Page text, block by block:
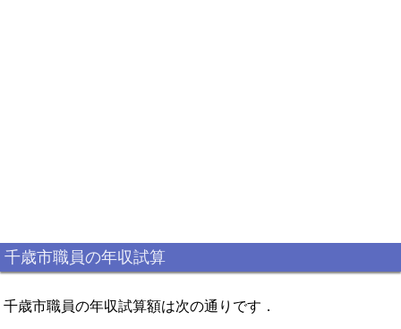
千歳市職員の年収試算
千歳市職員の年収試算額は次の通りです．